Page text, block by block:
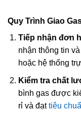
Quy Trình Giao
Tiếp nhận đơn
nhận thông tin
hoặc hệ thống
Kiểm tra chất
bình gas được
rỉ và đạttiêu